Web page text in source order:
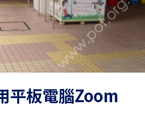
平板電腦Zoom